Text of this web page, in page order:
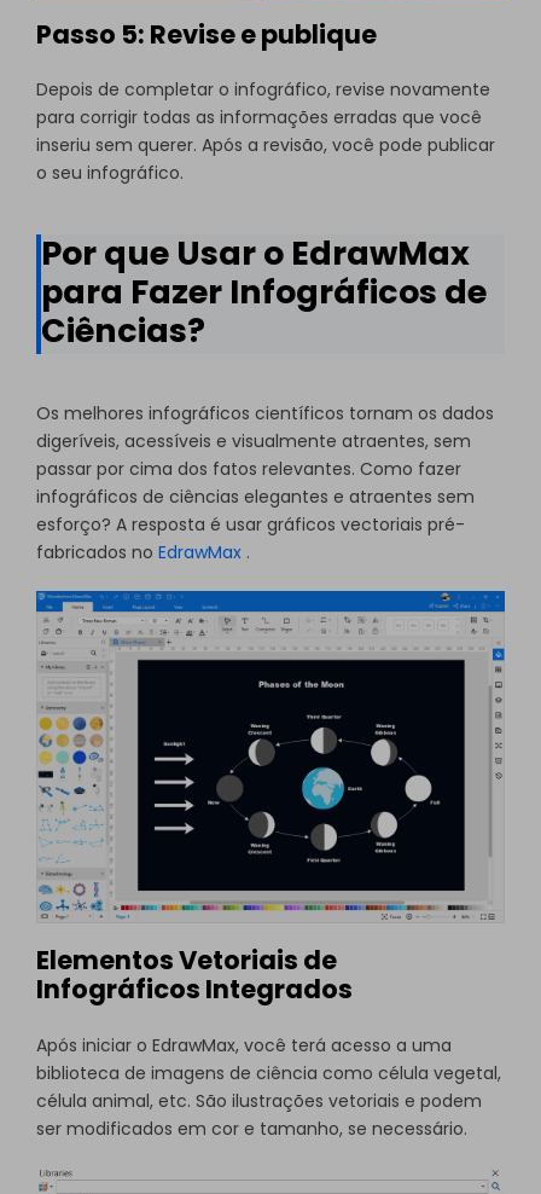
Passo 5: Revise e publique
Depois de completar o infográfico, revise novamente
para corrigir todas as informações erradas que você
inseriu sem querer. Após a revisão, você pode publicar
o seu infográfico.
Por que Usar o EdrawMax
para Fazer Infográficos de
Ciências?
Os melhores infográficos científicos tornam os dados
digeríveis, acessíveis e visualmente atraentes, sem
passar por cima dos fatos relevantes. Como fazer
infográficos de ciências elegantes e atraentes sem
esforço? A resposta é usar gráficos vectoriais pré-
fabricados no EdrawMax .
Elementos Vetoriais de
Infográficos Integrados
Após iniciar o EdrawMax, você terá acesso a uma
biblioteca de imagens de ciência como célula vegetal,
célula animal, etc. São ilustrações vetoriais e podem
ser modificados em cor e tamanho, se necessário.